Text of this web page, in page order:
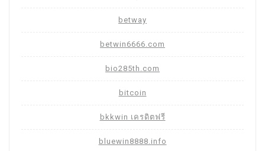
betway
betwin6666.com
bio285th.com
bitcoin
bkkwin เครดิตฟรี
bluewin8888.info